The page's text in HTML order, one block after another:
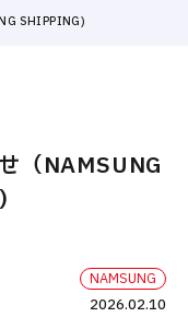
SHIPPING)
（NAMSUNG
NAMSUNG
2026.02.10